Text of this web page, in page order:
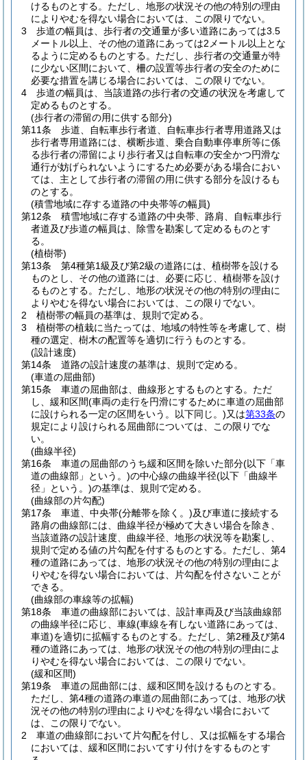
けるものとする。 ただし、地形の状況その他の特別の理由
によりやむを得ない場合においては、この限りでない。
3
歩道の幅員は、歩行者の交通量が多い道路にあっては3.5
メートル以上、その他の道路にあっては2メートル以上とな
るように定めるものとする。 ただし、歩行者の交通量が特
に少ない区間において、柵の設置等歩行者の安全のために
必要な措置を講じる場合においては、この限りでない。
4
歩道の幅員は、当該道路の歩行者の交通の状況を考慮して
定めるものとする。
(歩行者の滞留の用に供する部分)
第11条
歩道、自転車歩行者道、自転車歩行者専用道路又は
歩行者専用道路には、横断歩道、乗合自動車停車所等に係
る歩行者の滞留により歩行者又は自転車の安全かつ円滑な
通行が妨げられないようにするため必要がある場合におい
ては、主として歩行者の滞留の用に供する部分を設けるも
のとする。
(積雪地域に存する道路の中央帯等の幅員)
第12条
積雪地域に存する道路の中央帯、路肩、自転車歩行
者道及び歩道の幅員は、除雪を勘案して定めるものとす
る。
(植樹帯)
第13条
第4種第1級及び第2級の道路には、植樹帯を設ける
ものとし、その他の道路には、必要に応じ、植樹帯を設け
るものとする。 ただし、地形の状況その他の特別の理由に
よりやむを得ない場合においては、この限りでない。
2
植樹帯の幅員の基準は、規則で定める。
3
植樹帯の植栽に当たっては、地域の特性等を考慮して、樹
種の選定、樹木の配置等を適切に行うものとする。
(設計速度)
第14条
道路の設計速度の基準は、規則で定める。
(車道の屈曲部)
第15条
車道の屈曲部は、曲線形とするものとする。 ただ
し、緩和区間(車両の走行を円滑にするために車道の屈曲部
に設けられる一定の区間をいう。以下同じ。)又は第33条の
規定により設けられる屈曲部については、この限りでな
い。
(曲線半径)
第16条
車道の屈曲部のうち緩和区間を除いた部分(以下「車
道の曲線部」という。)の中心線の曲線半径(以下「曲線半
径」という。)の基準は、規則で定める。
(曲線部の片勾配)
第17条
車道、中央帯(分離帯を除く。)及び車道に接続する
路肩の曲線部には、曲線半径が極めて大きい場合を除き、
当該道路の設計速度、曲線半径、地形の状況等を勘案し、
規則で定める値の片勾配を付するものとする。 ただし、第4
種の道路にあっては、地形の状況その他の特別の理由によ
りやむを得ない場合においては、片勾配を付さないことが
できる。
(曲線部の車線等の拡幅)
第18条
車道の曲線部においては、設計車両及び当該曲線部
の曲線半径に応じ、車線(車線を有しない道路にあっては、
車道)を適切に拡幅するものとする。 ただし、第2種及び第4
種の道路にあっては、地形の状況その他の特別の理由によ
りやむを得ない場合においては、この限りでない。
(緩和区間)
第19条
車道の屈曲部には、緩和区間を設けるものとする。
ただし、第4種の道路の車道の屈曲部にあっては、地形の状
況その他の特別の理由によりやむを得ない場合において
は、この限りでない。
2
車道の曲線部において片勾配を付し、又は拡幅をする場合
においては、緩和区間においてすり付けをするものとす